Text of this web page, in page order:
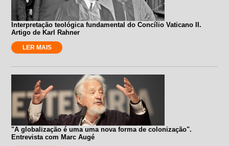
Interpretação teológica fundamental do Concílio Vaticano II.
Artigo de Karl Rahner
LER MAIS
"A globalização é uma uma nova forma de colonização".
Entrevista com Marc Augé